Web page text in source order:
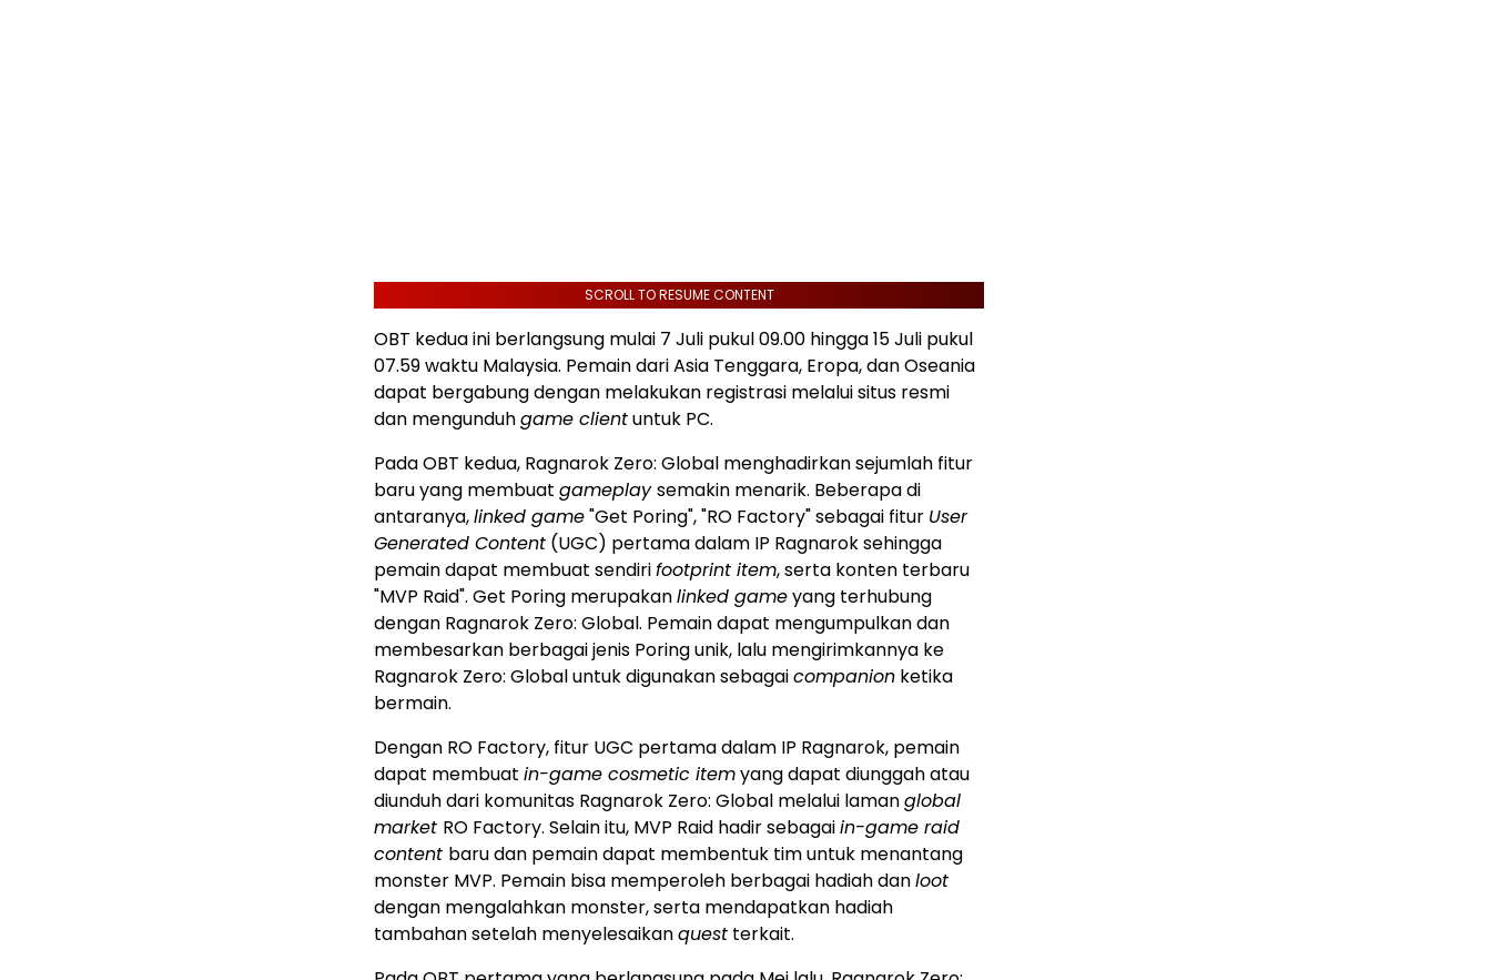
SCROLL TO RESUME CONTENT
OBT kedua ini berlangsung mulai 7 Juli pukul 09.00 hingga 15 Juli pukul
07.59 waktu Malaysia. Pemain dari Asia Tenggara, Eropa, dan Oseania
dapat bergabung dengan melakukan registrasi melalui situs resmi
dan mengunduhgame clientuntuk PC.
Pada OBT kedua, Ragnarok Zero: Global menghadirkan sejumlah fitur
baru yang membuat gameplaysemakin menarik. Beberapa di
antaranya,linked game"Get Poring", "RO Factory" sebagai fitur User
Generated Content (UGC) pertama dalam IP Ragnarok sehingga
pemain dapat membuat sendirifootprint item, serta konten terbaru
"MVP Raid". Get Poring merupakanlinked gameyang terhubung
dengan Ragnarok Zero: Global. Pemain dapat mengumpulkan dan
membesarkan berbagai jenis Poring unik, lalu mengirimkannya ke
Ragnarok Zero: Global untuk digunakan sebagaicompanion ketika
bermain.
Dengan RO Factory, fitur UGC pertama dalam IP Ragnarok, pemain
dapat membuat in-game cosmetic itemyang dapat diunggah atau
diunduh dari komunitas Ragnarok Zero: Global melalui lamanglobal
market RO Factory. Selain itu, MVP Raid hadir sebagaiin-game raid
content baru dan pemain dapat membentuk tim untuk menantang
monster MVP. Pemain bisa memperoleh berbagai hadiah danloot
dengan mengalahkan monster, serta mendapatkan hadiah
tambahan setelah menyelesaikanquest terkait.